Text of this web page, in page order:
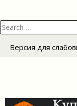
Search
for:
Версия для